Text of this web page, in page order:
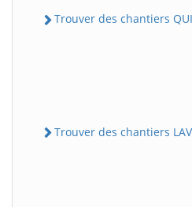
Trouver des chantiers
Trouver des chantiers